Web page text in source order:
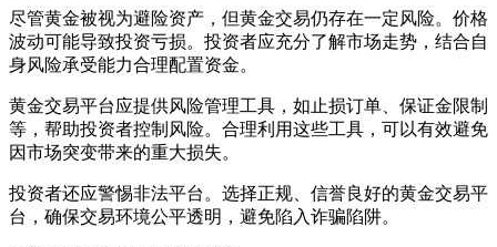
尽管黄金被视为避险资产，但黄金交易仍存在一定风险。价格
波动可能导致投资亏损。投资者应充分了解市场走势，结合自
身风险承受能力合理配置资金。
黄金交易平台应提供风险管理工具，如止损订单、保证金限制
等，帮助投资者控制风险。合理利用这些工具，可以有效避免
因市场突变带来的重大损失。
投资者还应警惕非法平台。选择正规、信誉良好的黄金交易平
台，确保交易环境公平透明，避免陷入诈骗陷阱。